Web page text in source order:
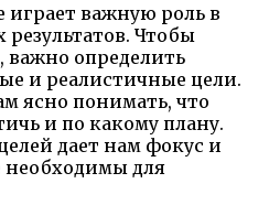
играет важную роль в
Чтобы
важно определить
и реалистичные цели.
ясно понимать, что
и по какому плану.
дает нам фокус и
необходимы для